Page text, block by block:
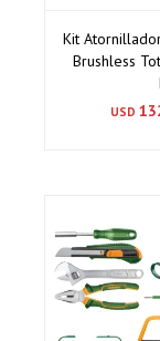
Kit
Brushless
USD